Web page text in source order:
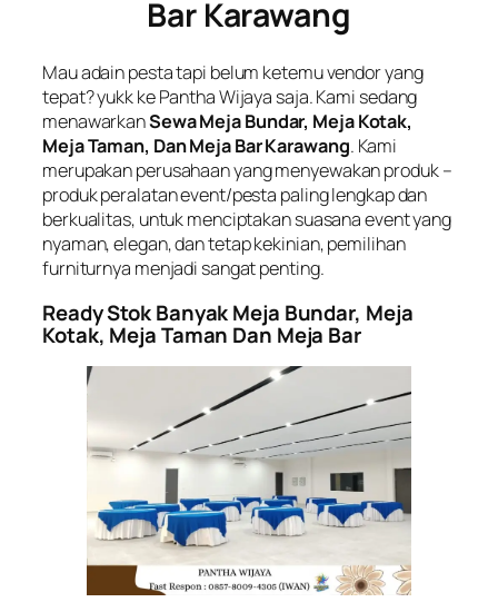
Bar Karawang
Mau adain pesta tapi belum ketemu vendor yang
tepat? yukk ke Pantha Wijaya saja. Kami sedang
menawarkanSewa Meja Bundar, Meja Kotak,
Meja Taman, Dan Meja Bar Karawang. Kami
merupakan perusahaan yang menyewakan produk –
produk peralatan event/pesta paling lengkap dan
berkualitas, untuk menciptakan suasana event yang
nyaman, elegan, dan tetap kekinian, pemilihan
furniturnya menjadi sangat penting.
Ready Stok Banyak Meja Bundar, Meja
Kotak, Meja Taman Dan Meja Bar